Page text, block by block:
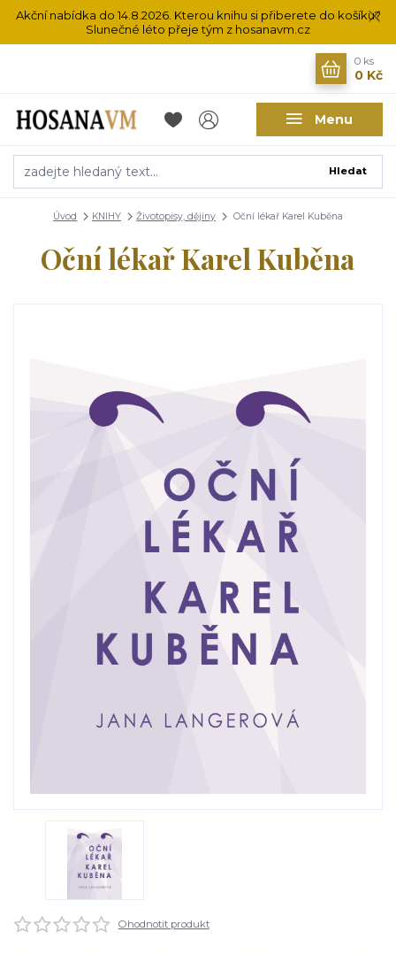
Akční nabídka do 14.8.2026. Kterou knihu si přiberete do košíku?
Slunečné léto přeje tým z hosanavm.cz
Menu
Hledat
0 ks
0 Kč
Úvod KNIHY Životopisy, dějiny Oční lékař Karel Kuběna
Oční lékař Karel Kuběna
Ohodnotit produkt